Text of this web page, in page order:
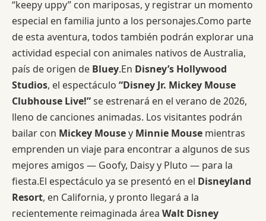
“keepy uppy” con mariposas, y registrar un momento
especial en familia junto a los personajes.Como parte
de esta aventura, todos también podrán explorar una
actividad especial con animales nativos de Australia,
país de origen de Bluey.En Disney’s Hollywood
Studios, el espectáculo “Disney Jr. Mickey Mouse
Clubhouse Live!”se estrenará en el verano de 2026,
lleno de canciones animadas. Los visitantes podrán
bailar con Mickey Mousey Minnie Mouse mientras
emprenden un viaje para encontrar a algunos de sus
mejores amigos — Goofy, Daisy y Pluto — para la
fiesta.El espectáculo ya se presentó en el Disneyland
Resort, en California, y pronto llegará a la
recientemente reimaginada área Walt Disney